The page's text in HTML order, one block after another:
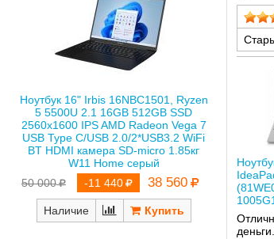
Ноутбук 16" Irbis 16NBC1501, Ryzen
5 5500U 2.1 16GB 512GB SSD
2560x1600 IPS AMD Radeon Vega 7
USB Type C/USB 2.0/2*USB3.2 WiFi
BT HDMI камера SD-micro 1.85кг
W11 Home серый
50 000
-11 440 38 560
Наличие
деньги.